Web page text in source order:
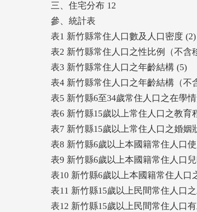
三、住宅分布 12
參、統計表
表1 新竹縣常住人口數及人口密度 (2)
表2 新竹縣常住人口之性比例（不含
表3 新竹縣常住人口之年齡結構 (5)
表4 新竹縣常住人口之年齡結構（不
表5 新竹縣6至34歲常住人口之在學
表6 新竹縣15歲以上常住人口之教育
表7 新竹縣15歲以上常住人口之婚姻
表8 新竹縣6歲以上本國籍常住人口
表9 新竹縣6歲以上本國籍常住人口
表10 新竹縣6歲以上本國籍常住人口
表11 新竹縣15歲以上民間常住人口
表12 新竹縣15歲以上民間常住人口